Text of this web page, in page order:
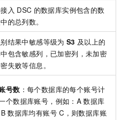
入 DSC 的数据库实例包含的数
的总列数。
结果中敏感等级为 S3 及以上的
包含敏感列，已加密列，未加密
失败等信息。
号数 ：每个数据库的每个账号计
个数据库账号，例如：A 数据库
B 数据库均有账号 C，则数据库账